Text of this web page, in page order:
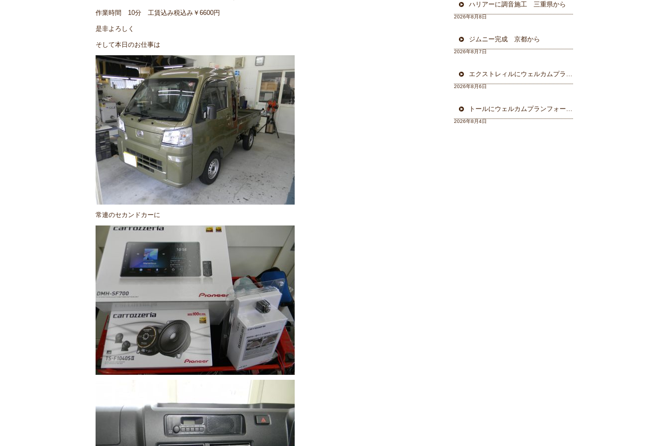
作業時間 10分 工賃込み税込み￥6600円
是非よろしく
そして本日のお仕事は
常連のセカンドカーに
ハリアーに調音施工 三重県から
2026年8月8日
ジムニー完成 京都から
2026年8月7日
エクストレィルにウェルカムプラン フォーカル三重県から
2026年8月6日
トールにウェルカムプランフォーカルスピーカー＆ウーハー
2026年8月4日